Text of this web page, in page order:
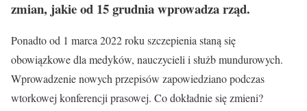
zmian, jakie od 15 grudnia wprowadza rząd.
Ponadto od 1 marca 2022 roku szczepienia staną się
obowiązkowe dla medyków, nauczycieli i służb mundurowych.
Wprowadzenie nowych przepisów zapowiedziano podczas
wtorkowej konferencji prasowej. Co dokładnie się zmieni?